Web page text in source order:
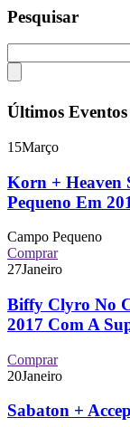
Pesquisar
Últimos Eventos
15Março
Korn + Heaven
Pequeno Em
Campo Pequeno
Comprar
27Janeiro
Biffy Clyro No
2017 Com A
Comprar
20Janeiro
Sabaton +